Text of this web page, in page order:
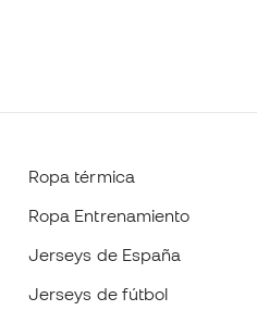
Ropa térmica
Ropa Entrenamiento
Jerseys de España
Jerseys de fútbol